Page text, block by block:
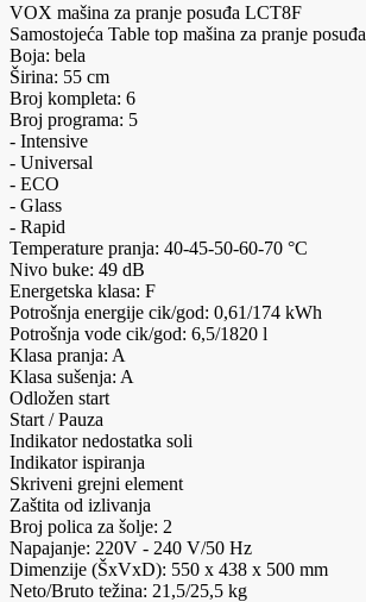
VOX mašina za pranje posuđa LCT8F
Samostojeća Table top mašina za pranje posuđa
Boja: bela
Širina: 55 cm
Broj kompleta: 6
Broj programa: 5
- Intensive
- Universal
- ECO
- Glass
- Rapid
Temperature pranja: 40-45-50-60-70 °C
Nivo buke: 49 dB
Energetska klasa: F
Potrošnja energije cik/god: 0,61/174 kWh
Potrošnja vode cik/god: 6,5/1820 l
Klasa pranja: A
Klasa sušenja: A
Odložen start
Start / Pauza
Indikator nedostatka soli
Indikator ispiranja
Skriveni grejni element
Zaštita od izlivanja
Broj polica za šolje: 2
Napajanje: 220V - 240 V/50 Hz
Dimenzije (ŠxVxD): 550 x 438 x 500 mm
Neto/Bruto težina: 21,5/25,5 kg